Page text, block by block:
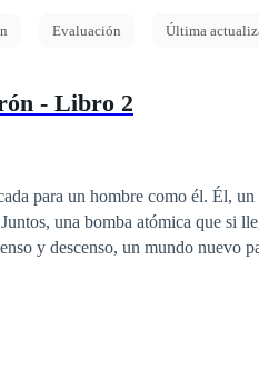
Evaluación Última
- Libro 2
para un hombre como él. Él,
una bomba atómica que si
y descenso, un mundo nuevo